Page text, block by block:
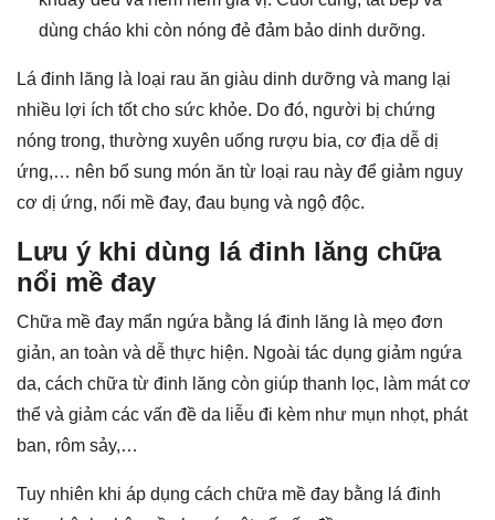
dùng cháo khi còn nóng đẻ đảm bảo dinh dưỡng.
Lá đinh lăng là loại rau ăn giàu dinh dưỡng và mang lại
nhiều lợi ích tốt cho sức khỏe. Do đó, người bị chứng
nóng trong, thường xuyên uống rượu bia, cơ địa dễ dị
ứng,… nên bổ sung món ăn từ loại rau này để giảm nguy
cơ dị ứng, nổi mề đay, đau bụng và ngộ độc.
Lưu ý khi dùng lá đinh lăng chữa
nổi mề đay
Chữa mề đay mẩn ngứa bằng lá đinh lăng là mẹo đơn
giản, an toàn và dễ thực hiện. Ngoài tác dụng giảm ngứa
da, cách chữa từ đinh lăng còn giúp thanh lọc, làm mát cơ
thể và giảm các vấn đề da liễu đi kèm như mụn nhọt, phát
ban, rôm sảy,…
Tuy nhiên khi áp dụng cách chữa mề đay bằng lá đinh